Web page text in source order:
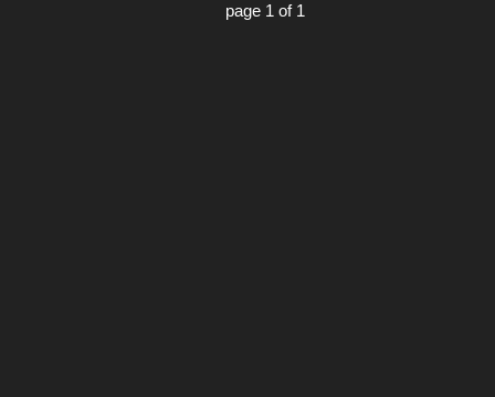
page 1 of 1